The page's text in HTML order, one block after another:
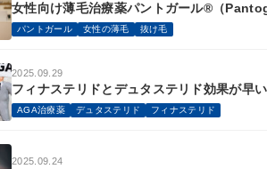
女性向け薄毛治療薬パントガール®（
パントガール 女性の薄毛 抜け毛
2025.09.29
フィナステリドとデュタステリド効果が早
AGA治療薬 デュタステリド フィナステリド
2025.09.24